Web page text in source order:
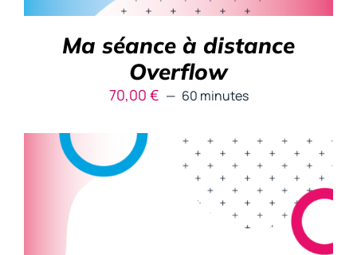
Ma séance à distance
Overflow
70,00 € 60 minutes